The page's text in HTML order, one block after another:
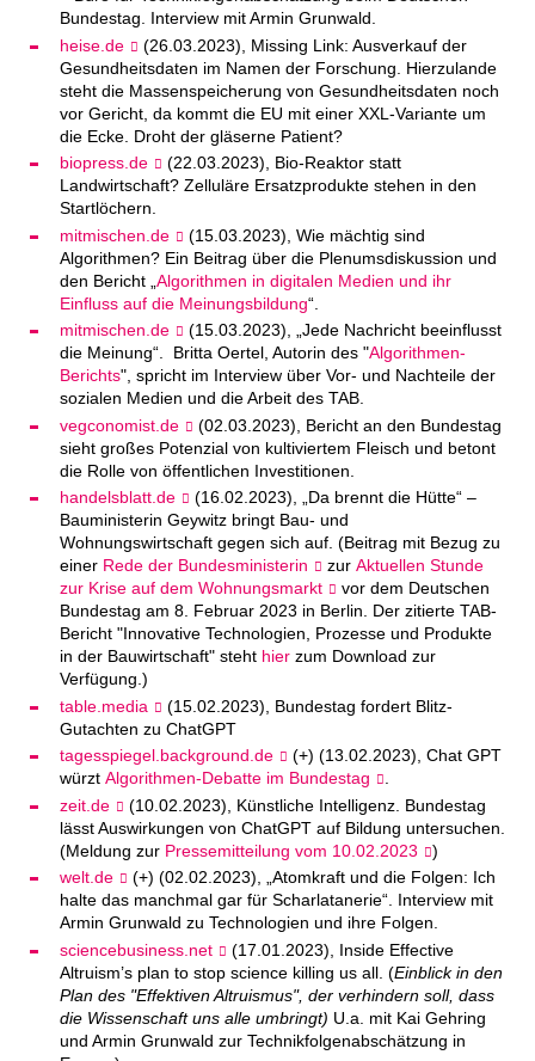
Bundestag. Interview mit Armin Grunwald.
heise.de
(26.03.2023), Missing Link: Ausverkauf der
Gesundheitsdaten im Namen der Forschung. Hierzulande
steht die Massenspeicherung von Gesundheitsdaten noch
vor Gericht, da kommt die EU mit einer XXL-Variante um
die Ecke. Droht der gläserne Patient?
biopress.de
(22.03.2023), Bio-Reaktor statt
Landwirtschaft? Zelluläre Ersatzprodukte stehen in den
Startlöchern.
mitmischen.de
(15.03.2023), Wie mächtig sind
Algorithmen? Ein Beitrag über die Plenumsdiskussion und
den Bericht „ Algorithmen in digitalen Medien und ihr
Einfluss auf die Meinungsbildung“.
mitmischen.de
(15.03.2023), „Jede Nachricht beeinflusst
die Meinung“. Britta Oertel, Autorin des "Algorithmen-
Berichts", spricht im Interview über Vor- und Nachteile der
sozialen Medien und die Arbeit des TAB.
vegconomist.de
(02.03.2023), Bericht an den Bundestag
sieht großes Potenzial von kultiviertem Fleisch und betont
die Rolle von öffentlichen Investitionen.
handelsblatt.de
(16.02.2023), „Da brennt die Hütte“ –
Bauministerin Geywitz bringt Bau- und
Wohnungswirtschaft gegen sich auf. (Beitrag mit Bezug zu
einer Rede der Bundesministerin zur Aktuellen Stunde
zur Krise auf dem Wohnungsmarkt
vor dem Deutschen
Bundestag am 8. Februar 2023 in Berlin. Der zitierte TAB-
Bericht "Innovative Technologien, Prozesse und Produkte
in der Bauwirtschaft" steht hierzum Download zur
Verfügung.)
table.media
(15.02.2023), Bundestag fordert Blitz-
Gutachten zu ChatGPT
tagesspiegel.background.de
(+) (13.02.2023), Chat GPT
würzt Algorithmen-Debatte im Bundestag
.
zeit.de
(10.02.2023), Künstliche Intelligenz. Bundestag
lässt Auswirkungen von ChatGPT auf Bildung untersuchen.
(Meldung zur Pressemitteilung vom 10.02.2023
)
welt.de
(+) (02.02.2023), „Atomkraft und die Folgen: Ich
halte das manchmal gar für Scharlatanerie“. Interview mit
Armin Grunwald zu Technologien und ihre Folgen.
sciencebusiness.net
(17.01.2023), Inside Effective
Altruism’s plan to stop science killing us all. (Einblick in den
Plan des "Effektiven Altruismus", der verhindern soll, dass
die Wissenschaft uns alle umbringt) U.a. mit Kai Gehring
und Armin Grunwald zur Technikfolgenabschätzung in